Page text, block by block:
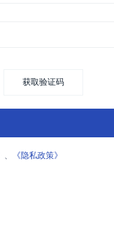
获取验证码
、 《隐私政策》